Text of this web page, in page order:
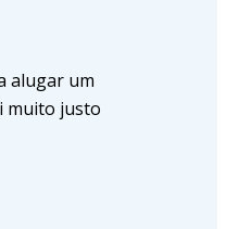
alugar um
muito justo